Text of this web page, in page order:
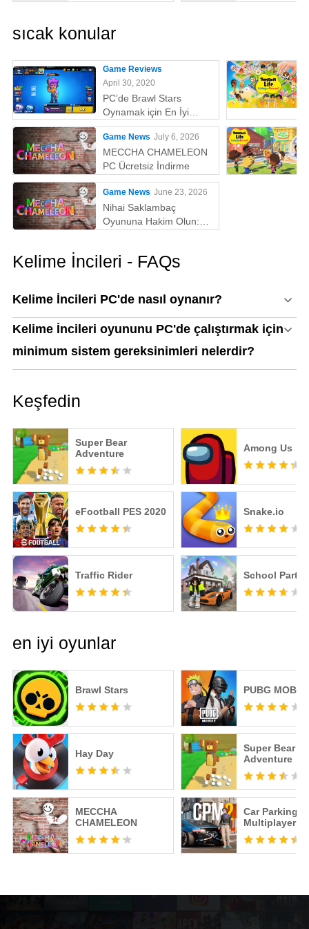
sıcak konular
Game Reviews
April 30, 2020
PC’de Brawl Stars
Oynamak için En İyi
Emülatör
Game News July 6, 2026
MECCHA CHAMELEON
PC Ücretsiz İndirme
Game News June 23, 2026
Nihai Saklambaç
Oyununa Hakim Olun:
Neden MEmu En İyi
Kelime İncileri - FAQs
Kelime İncileri PC'de nasıl oynanır?
Kelime İncileri oyununu PC'de çalıştırmak için
minimum sistem gereksinimleri nelerdir?
Keşfedin
Super Bear
Adventure
Among Us
eFootball PES 2020 Snake.io
Traffic Rider School Party
en iyi oyunlar
Brawl Stars
Hay Day
MECCHA
CHAMELEON
PUBG
Super Bear
Adventure
Car Parking
Multiplayer 2